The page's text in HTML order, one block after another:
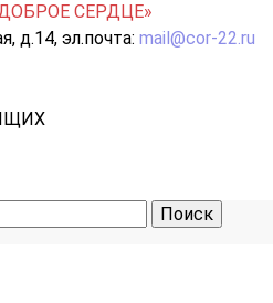
СЕРДЦЕ»
д.14, эл.почта: mail@cor-22.ru